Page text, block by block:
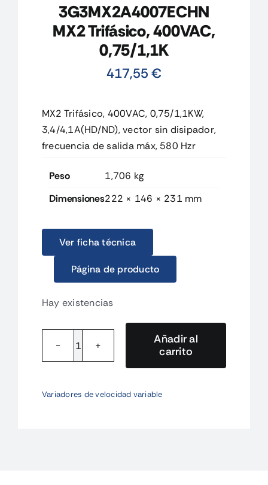
3G3MX2A4007ECHN
MX2 Trifásico, 400VAC,
0,75/1,1K
417,55 €
MX2 Trifásico, 400VAC, 0,75/1,1KW,
3,4/4,1A(HD/ND), vector sin disipador,
frecuencia de salida máx, 580 Hzr
Peso
1,706 kg
Dimensiones222 × 146 × 231 mm
Ver ficha técnica
Página de producto
Hay existencias
3G3MX2A4007ECHN
400VAC,
Añadir al
carrito
Variadores de velocidad variable